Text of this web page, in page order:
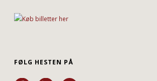
FØLG HESTEN PÅ